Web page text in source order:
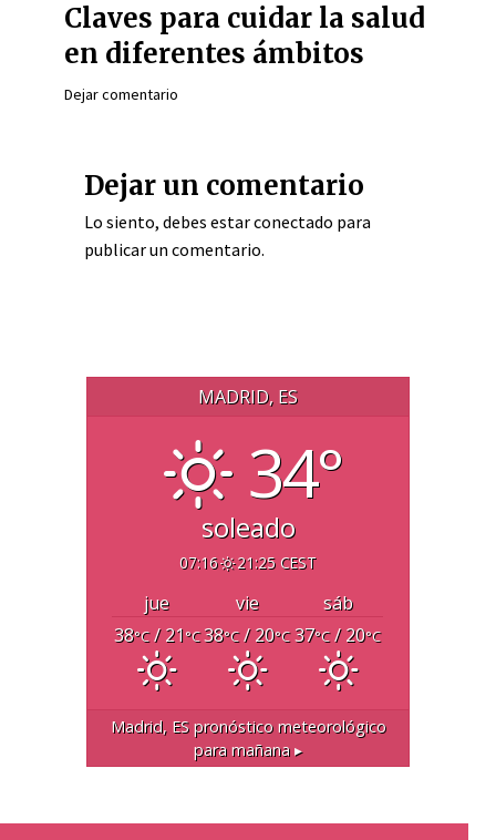
Claves para cuidar la salud
en diferentes ámbitos
Dejar comentario
Dejar un comentario
Lo siento, debes estarconectado para
publicar un comentario.
MADRID, ES
34°
soleado
07:16 21:25 CEST
jue vie
sáb
38°C/ 21°C38°C/ 20°C 37°C/ 20°C
Madrid, ESpronóstico meteorológico
para mañana ▸